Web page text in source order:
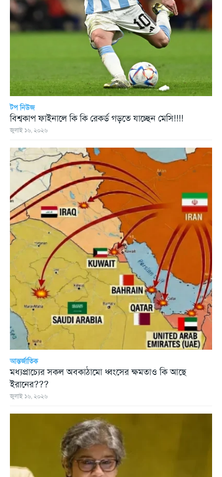
টপ নিউজ
বিশ্বকাপ ফাইনালে কি কি রেকর্ড গড়তে যাচ্ছেন মেসি!!!!
জুলাই ১৬, ২০২৬
আন্তর্জাতিক
মধ্যপ্রাচ্যের সকল অবকাঠামো ধ্বংসের ক্ষমতাও কি আছে
ইরানের???
জুলাই ১৬, ২০২৬